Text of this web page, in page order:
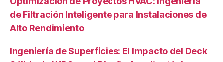
de Filtración Inteligente para Instalaciones de
Alto Rendimiento
Ingeniería de Superficies: El Impacto del Deck